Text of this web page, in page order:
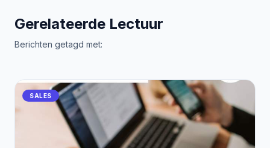
Gerelateerde Lectuur
Berichten getagd met:
SALES